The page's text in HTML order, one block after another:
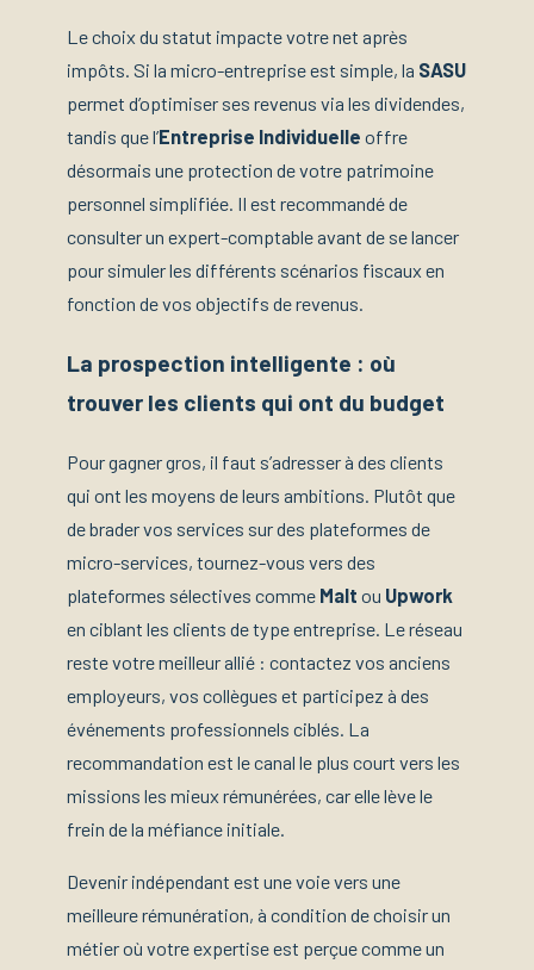
Le choix du statut impacte votre net après
impôts. Si la micro-entreprise est simple, la SASU
permet d’optimiser ses revenus via les dividendes,
tandis que l’Entreprise Individuelle offre
désormais une protection de votre patrimoine
personnel simplifiée. Il est recommandé de
consulter un expert-comptable avant de se lancer
pour simuler les différents scénarios fiscaux en
fonction de vos objectifs de revenus.
La prospection intelligente : où
trouver les clients qui ont du budget
Pour gagner gros, il faut s’adresser à des clients
qui ont les moyens de leurs ambitions. Plutôt que
de brader vos services sur des plateformes de
micro-services, tournez-vous vers des
plateformes sélectives comme Malt ou Upwork
en ciblant les clients de type entreprise. Le réseau
reste votre meilleur allié : contactez vos anciens
employeurs, vos collègues et participez à des
événements professionnels ciblés. La
recommandation est le canal le plus court vers les
missions les mieux rémunérées, car elle lève le
frein de la méfiance initiale.
Devenir indépendant est une voie vers une
meilleure rémunération, à condition de choisir un
métier où votre expertise est perçue comme un